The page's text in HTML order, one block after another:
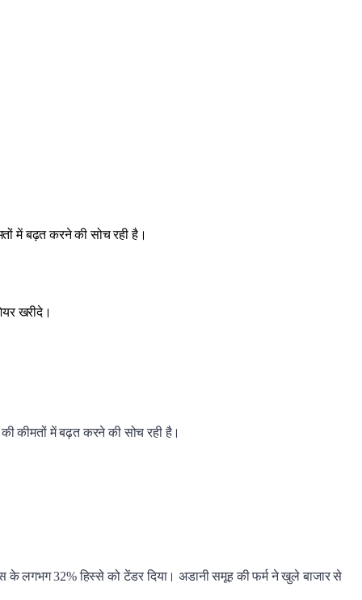
में बढ़त करने की सोच रही है।
खरीदे।
कीमतों में बढ़त करने की सोच रही है।
के लगभग 32% हिस्से को टेंडर दिया। अडानी समूह की फर्म ने खुले बाजार से